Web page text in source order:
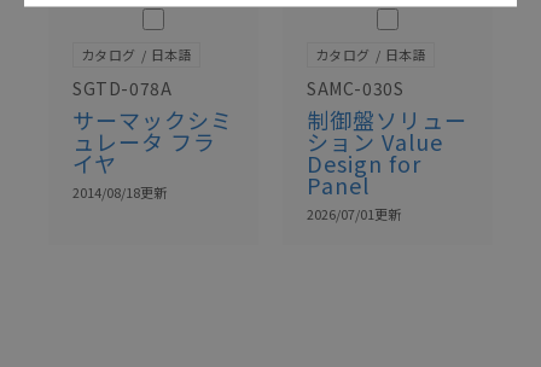
このカタログを選択
カタログ 日本語
SGTD-078A
サーマックシミ
ュレータ フラ
イヤ
2014/08/18更新
このカタログを選択
カタログ 日本語
SAMC-030S
制御盤ソリュー
ション Value
Design for
Panel
2026/07/01更新